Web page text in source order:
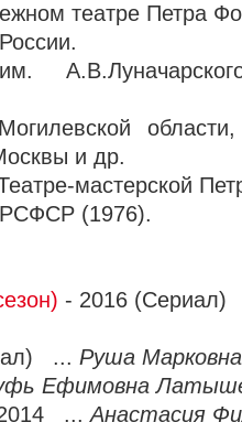
театре Петра
и др.
мастерской
РСФСР (1976).
- 2016
... Руша Марковна
Ефимовна
...Анастасия